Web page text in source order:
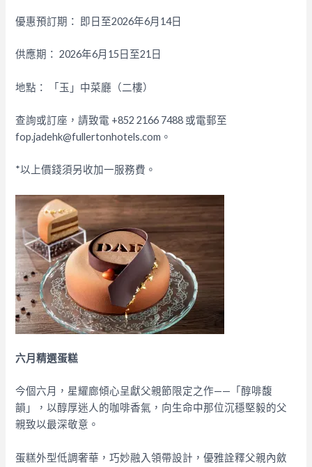
優惠預訂期： 即日至2026年6月14日
供應期： 2026年6月15日至21日
地點： 「玉」中菜廳（二樓）
查詢或訂座，請致電 +852 2166 7488 或電郵至
fop.jadehk@fullertonhotels.com。
*以上價錢須另收加一服務費。
六月精選蛋糕
今個六月，星耀廊傾心呈獻父親節限定之作——「醇啡馥
韻」，以醇厚迷人的咖啡香氣，向生命中那位沉穩堅毅的父
親致以最深敬意。
蛋糕外型低調奢華，巧妙融入領帶設計，優雅詮釋父親內斂